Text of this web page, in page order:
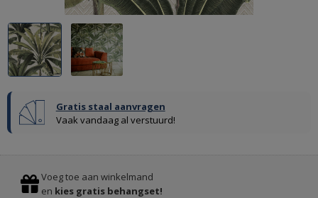
Gratis staal aanvragen
Vaak vandaag al verstuurd!
Previous
Stop
Voeg toe aan winkelmand
en kies gratis behangset!